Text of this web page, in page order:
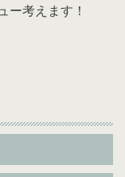
ー考えます！